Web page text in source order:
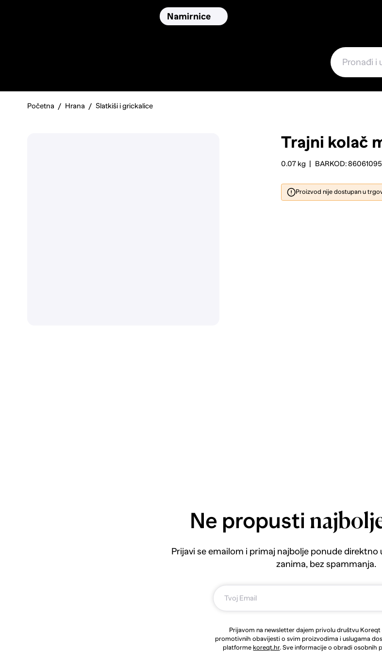
Namirnice
Početna Hrana Slatkiši i grickalice
Trajni kolač
0.07 kg BARKOD:
Proizvod nije dostupan u
Ne propusti
Prijavi se emailom i primaj najbolje ponude
zanima, bez spammanja.
Prijavom na newsletter dajem privolu društvu Koreqt
promotivnih obavijesti o svim proizvodima i uslugama
platforme koreqt.hr. Sve informacije o obradi osobnih